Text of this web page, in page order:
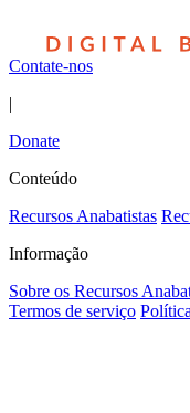
Contate-nos
|
Donate
Conteúdo
Recursos Anabatistas
Informação
Sobre os Recursos
Termos de serviço